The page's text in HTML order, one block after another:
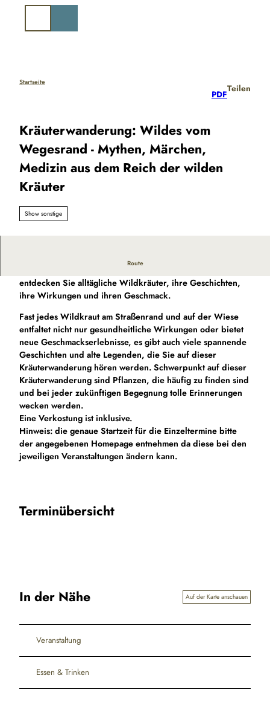
Startseite
PDF
Teilen
Kräuterwanderung: Wildes vom
Wegesrand - Mythen, Märchen,
Medizin aus dem Reich der wilden
Kräuter
Show sonstige
Route
entdecken Sie alltägliche Wildkräuter, ihre Geschichten,
ihre Wirkungen und ihren Geschmack.
Fast jedes Wildkraut am Straßenrand und auf der Wiese
entfaltet nicht nur gesundheitliche Wirkungen oder bietet
neue Geschmackserlebnisse, es gibt auch viele spannende
Geschichten und alte Legenden, die Sie auf dieser
Kräuterwanderung hören werden. Schwerpunkt auf dieser
Kräuterwanderung sind Pflanzen, die häufig zu finden sind
und bei jeder zukünftigen Begegnung tolle Erinnerungen
wecken werden.
Eine Verkostung ist inklusive.
Hinweis: die genaue Startzeit für die Einzeltermine bitte
der angegebenen Homepage entnehmen da diese bei den
jeweiligen Veranstaltungen ändern kann.
Terminübersicht
In der Nähe Auf der Karte anschauen
Veranstaltung
Essen & Trinken